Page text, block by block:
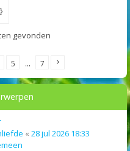
gevonden
5 … 7
« 28 jul 2026 18:33